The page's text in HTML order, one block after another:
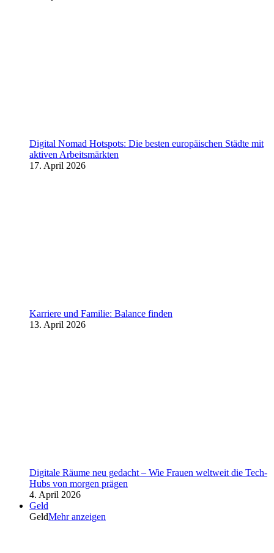
Digital Nomad Hotspots: Die besten europäischen Städte mit
aktiven Arbeitsmärkten
17. April 2026
Karriere und Familie: Balance finden
13. April 2026
Digitale Räume neu gedacht – Wie Frauen weltweit die Tech-
Hubs von morgen prägen
4. April 2026
Geld
GeldMehr anzeigen